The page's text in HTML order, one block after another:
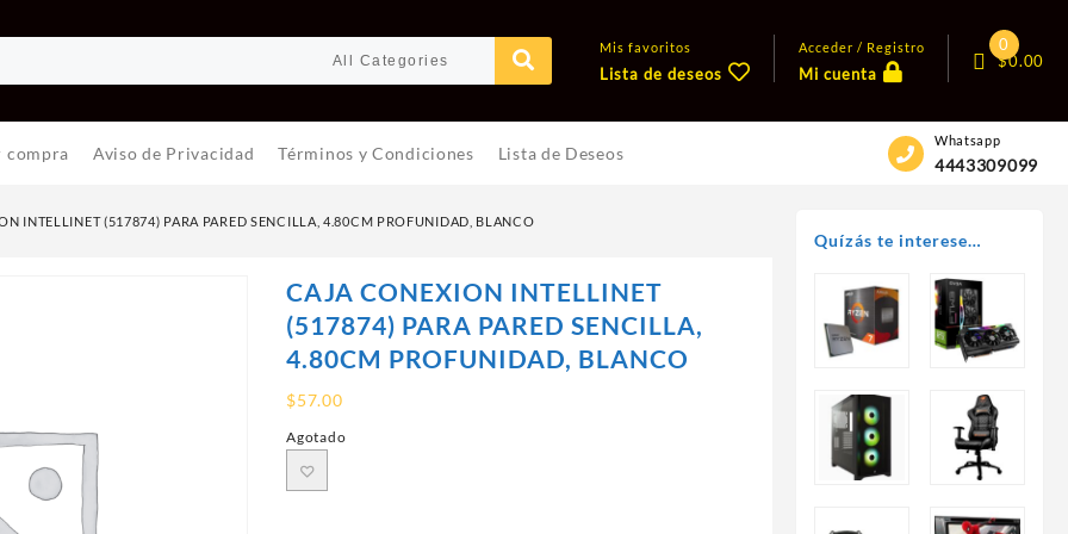
Mis favoritos
Lista de deseos
Acceder / Registro
Mi cuenta
0
$0.00
compra Aviso de Privacidad Términos y Condiciones Lista de Deseos
Whatsapp
4443309099
INTELLINET (517874) PARA PARED SENCILLA, 4.80CM PROFUNIDAD, BLANCO
CAJA CONEXION INTELLINET
(517874) PARA PARED SENCILLA,
4.80CM PROFUNIDAD, BLANCO
$57.00
Agotado
Quízás te interese…